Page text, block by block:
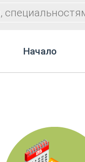
Начало